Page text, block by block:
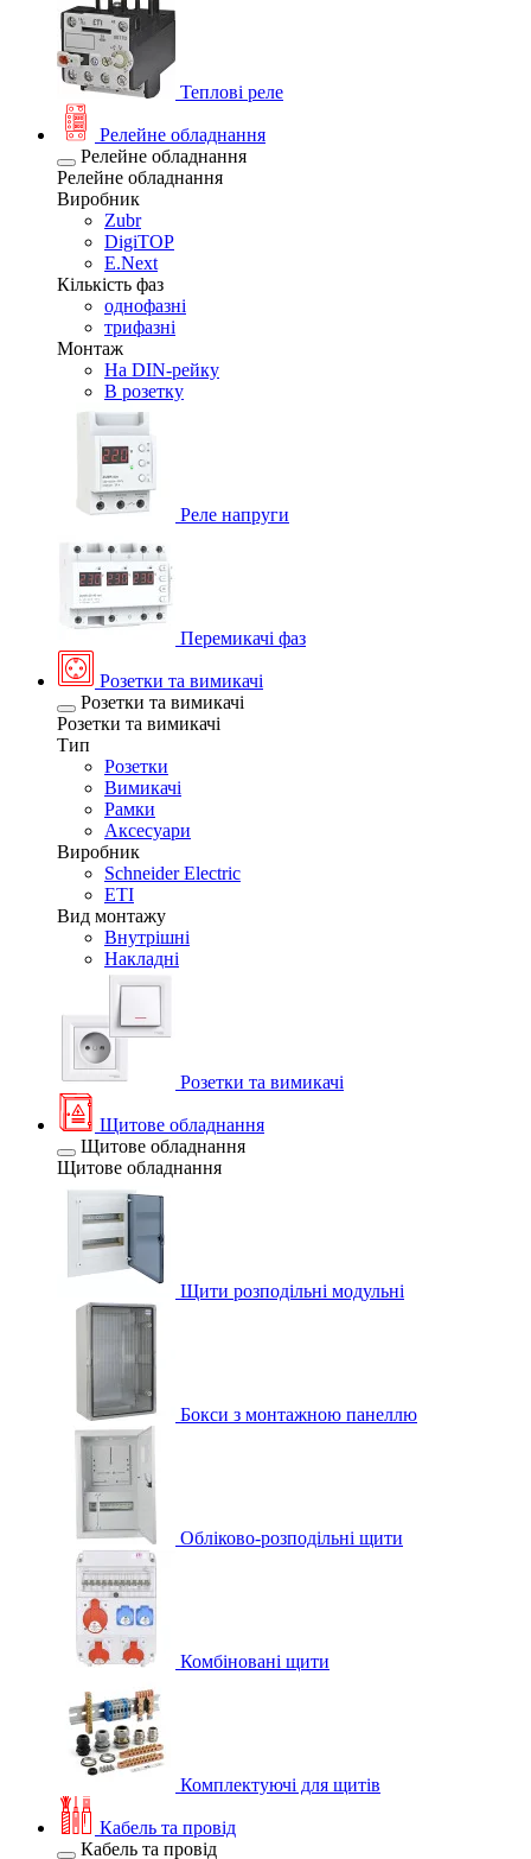
Теплові реле
Релейне обладнання
Релейне обладнання
Релейне обладнання
Виробник
Zubr
DigiTOP
E.Next
Кількість фаз
однофазні
трифазні
Монтаж
На DIN-рейку
В розетку
Реле напруги
Перемикачі фаз
Розетки та вимикачі
Розетки та вимикачі
Розетки та вимикачі
Тип
Розетки
Вимикачі
Рамки
Аксесуари
Виробник
Schneider Electric
ETI
Вид монтажу
Внутрішні
Накладні
Розетки та вимикачі
Щитове обладнання
Щитове обладнання
Щитове обладнання
Щити розподільні модульні
Бокси з монтажною панеллю
Обліково-розподільні щити
Комбіновані щити
Комплектуючі для щитів
Кабель та провід
Кабель та провід